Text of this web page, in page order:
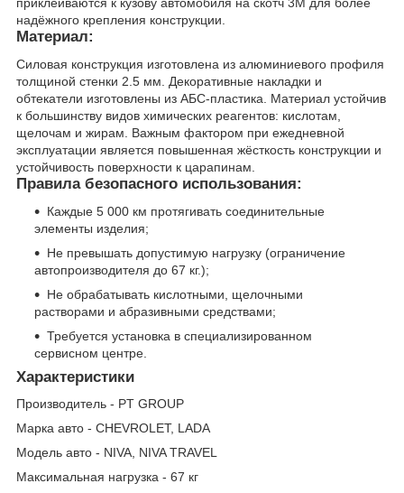
надёжного крепления конструкции.
Материал:
Силовая конструкция изготовлена из алюминиевого профиля
толщиной стенки 2.5 мм. Декоративные накладки и
обтекатели изготовлены из АБС-пластика. Материал устойчив
к большинству видов химических реагентов: кислотам,
щелочам и жирам. Важным фактором при ежедневной
эксплуатации является повышенная жёсткость конструкции и
устойчивость поверхности к царапинам.
Правила безопасного использования:
Каждые 5 000 км протягивать соединительные
элементы изделия;
Не превышать допустимую нагрузку (ограничение
автопроизводителя до 67 кг.);
Не обрабатывать кислотными, щелочными
растворами и абразивными средствами;
Требуется установка в специализированном
сервисном центре.
Характеристики
Производитель - PT GROUP
Марка авто - CHEVROLET, LADA
Модель авто - NIVA, NIVA TRAVEL
Максимальная нагрузка - 67 кг